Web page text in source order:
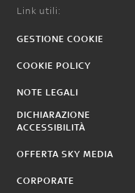
Link utili:
GESTIONE COOKIE
COOKIE POLICY
NOTE LEGALI
DICHIARAZIONE
ACCESSIBILITÀ
OFFERTA SKY MEDIA
CORPORATE